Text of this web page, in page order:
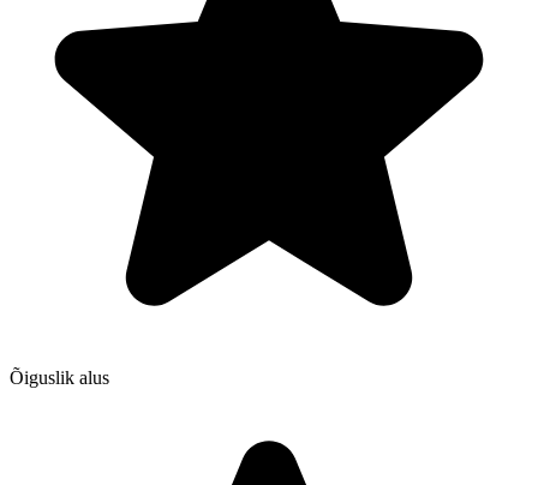
Õiguslik alus